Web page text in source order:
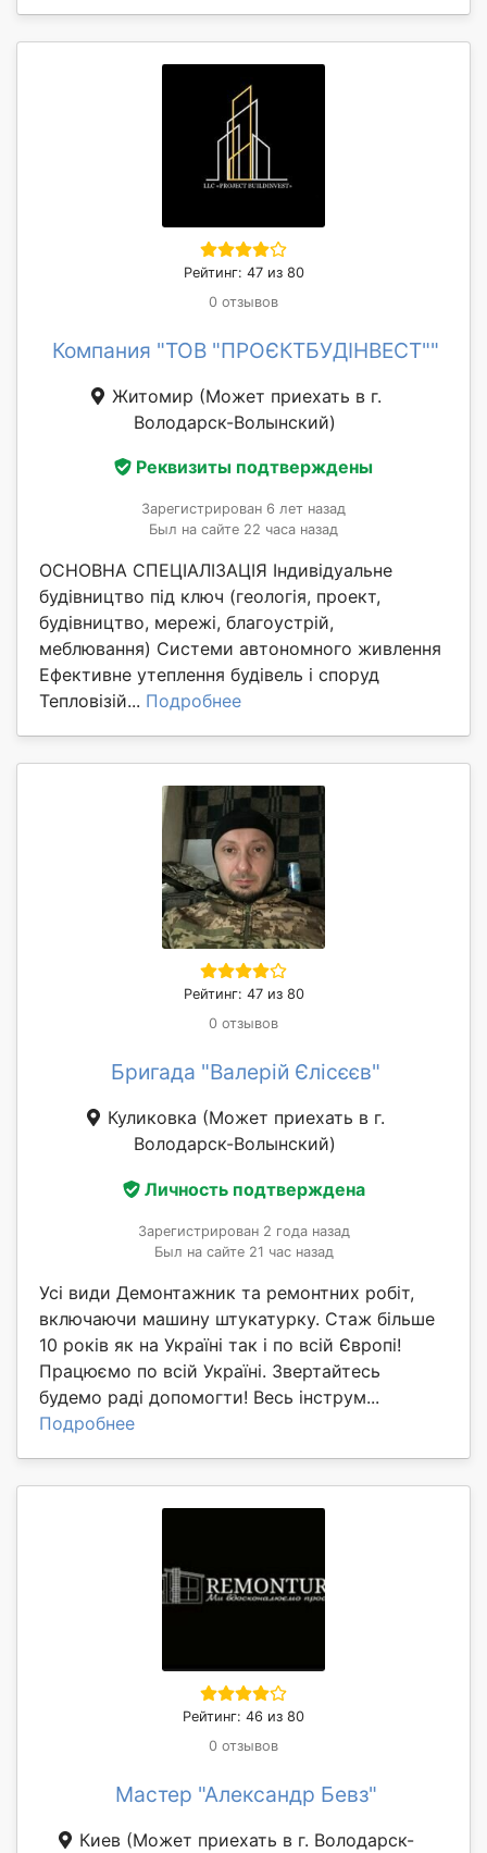
Рейтинг: 47 из 80
0 отзывов
Компания "ТОВ "ПРОЄКТБУДІНВЕСТ""
Житомир (Может приехать в г.
Володарск-Волынский)
Реквизиты подтверждены
Зарегистрирован 6 лет назад
Был на сайте 22 часа назад
ОСНОВНА СПЕЦІАЛІЗАЦІЯ Індивідуальне
будівництво під ключ (геологія, проект,
будівництво, мережі, благоустрій,
меблювання) Системи автономного живлення
Ефективне утеплення будівель і споруд
Тепловізій... Подробнее
Рейтинг: 47 из 80
0 отзывов
Бригада "Валерій Єлісєєв"
Куликовка (Может приехать в г.
Володарск-Волынский)
Личность подтверждена
Зарегистрирован 2 года назад
Был на сайте 21 час назад
Усі види Демонтажник та ремонтних робіт,
включаючи машину штукатурку. Стаж більше
10 років як на Україні так і по всій Європі!
Працюємо по всій Україні. Звертайтесь
будемо раді допомогти! Весь інструм...
Подробнее
Рейтинг: 46 из 80
0 отзывов
Мастер "Александр Бевз"
Киев (Может приехать в г. Володарск-